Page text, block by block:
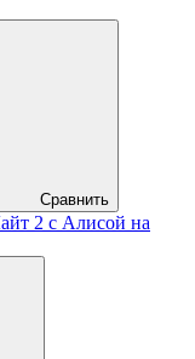
Сравнить
2 с Алисой на